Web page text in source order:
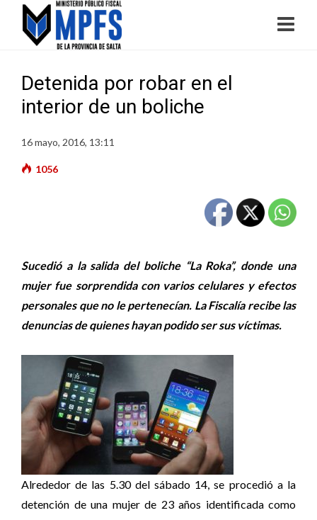
Detenida por robar en el
interior de un boliche
16 mayo, 2016, 13:11
1056
Sucedió a la salida del boliche “La Roka”, donde una
mujer fue sorprendida con varios celulares y efectos
personales que no le pertenecían. La Fiscalía recibe las
denuncias de quienes hayan podido ser sus víctimas.
Alrededor de las 5.30 del sábado 14, se procedió a la
detención de una mujer de 23 años identificada como